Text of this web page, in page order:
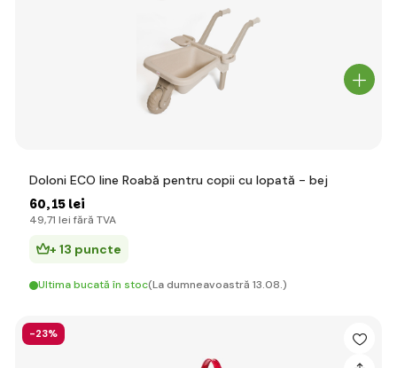
Doloni ECO line Roabă pentru copii cu lopată - bej
60,15 lei
49,71 lei fără TVA
+ 13 puncte
Ultima bucată în stoc(La dumneavoastră 13.08.)
-23%